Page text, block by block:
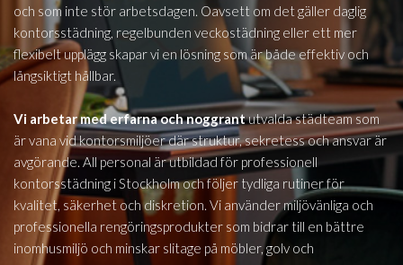
och som inte stör arbetsdagen. Oavsett om det gäller daglig
kontorsstädning, regelbunden veckostädning eller ett mer
flexibelt upplägg skapar vi en lösning som är både effektiv och
långsiktigt hållbar.
Vi arbetar med erfarna och noggrantutvalda städteam som
är vana vid kontorsmiljöer där struktur, sekretess och ansvar är
avgörande. All personal är utbildad för professionell
kontorsstädning i Stockholm och följer tydliga rutiner för
kvalitet, säkerhet och diskretion. Vi använder miljövänliga och
professionella rengöringsprodukter som bidrar till en bättre
inomhusmiljö och minskar slitage på möbler, golv och